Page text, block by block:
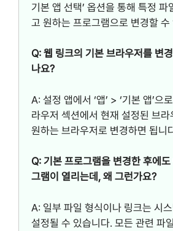
기본 앱 선택’ 옵션을 통해 특정 파
고 원하는 프로그램으로 변경할 수
Q: 웹 링크의 기본 브라우저를 변
나요?
A: 설정 앱에서 ‘앱’ > ‘기본 앱’으
라우저 섹션에서 현재 설정된 브
원하는 브라우저로 변경하면 됩니
Q: 기본 프로그램을 변경한 후에
그램이 열리는데, 왜 그런가요?
A: 일부 파일 형식이나 링크는 시
설정될 수 있습니다. 모든 관련 파